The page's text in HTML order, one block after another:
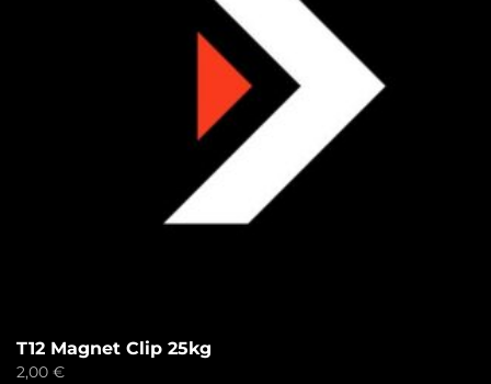
T12 Magnet Clip 25kg
2,00 €